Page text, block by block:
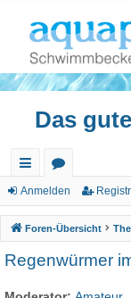
Das
ch
ne
llz
ug
or
en
Anmelden
Foren-Übersicht
Regenwürmer